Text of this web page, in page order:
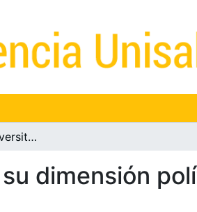
Rethinking the University in its Political-Democratic Dimension for Peace Scenarios
dimensión